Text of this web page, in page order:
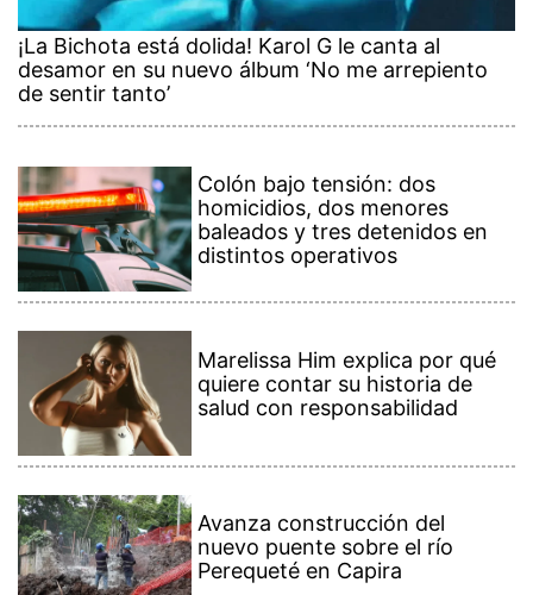
¡La Bichota está dolida! Karol G le canta al
desamor en su nuevo álbum ‘No me arrepiento
de sentir tanto’
Colón bajo tensión: dos
homicidios, dos menores
baleados y tres detenidos en
distintos operativos
Marelissa Him explica por qué
quiere contar su historia de
salud con responsabilidad
Avanza construcción del
nuevo puente sobre el río
Perequeté en Capira